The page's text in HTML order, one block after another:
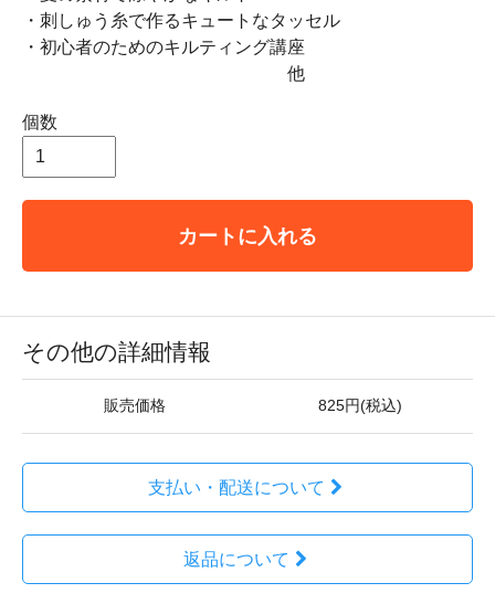
・刺しゅう糸で作るキュートなタッセル
・初心者のためのキルティング講座
他
個数
カートに入れる
その他の詳細情報
販売価格 825円(税込)
支払い・配送について
返品について